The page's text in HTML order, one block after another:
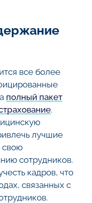
все более
полный пакет
.
лучшие
свою
сотрудников.
кадров, что
связанных с